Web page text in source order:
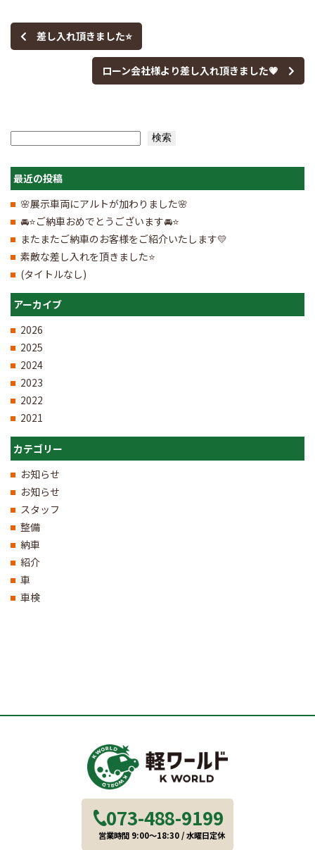
差し入れ頂きました⭐
ローン会社様より差し入れ頂きました💗
検索
最近の投稿
🌸展示車両にアルトが加わりました🌸
🚘⭐ご納車おめでとうございます🚘⭐
またまたご納車のお客様をご紹介いたします💛
素敵な差し入れを頂きました⭐
(タイトルなし)
アーカイブ
2026
2025
2024
2023
2022
2021
カテゴリー
お知らせ
お知らせ
スタッフ
整備
納車
紹介
車
車検
073-488-9199
営業時間 9:00～18:30 / 水曜日定休